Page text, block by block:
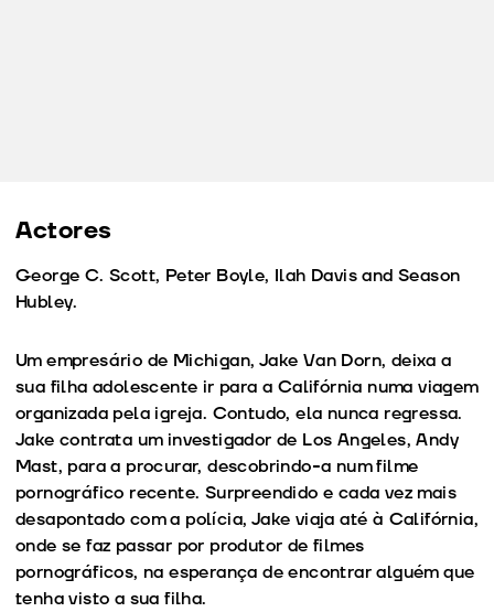
Actores
George C. Scott, Peter Boyle, Ilah Davis and Season
Hubley.
Um empresário de Michigan, Jake Van Dorn, deixa a
sua filha adolescente ir para a Califórnia numa viagem
organizada pela igreja. Contudo, ela nunca regressa.
Jake contrata um investigador de Los Angeles, Andy
Mast, para a procurar, descobrindo-a num filme
pornográfico recente. Surpreendido e cada vez mais
desapontado com a polícia, Jake viaja até à Califórnia,
onde se faz passar por produtor de filmes
pornográficos, na esperança de encontrar alguém que
tenha visto a sua filha.